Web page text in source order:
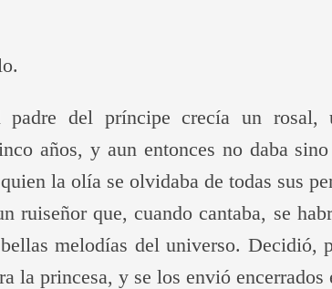
del príncipe crecía un rosal,
años, y aun entonces no daba
la olía se olvidaba de todas sus
ruiseñor que, cuando cantaba, se
melodías del universo. Decidió,
la princesa, y se los envió encerrados